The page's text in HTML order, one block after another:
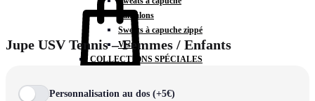
Pantalons
Sweats à capuche zippé
Vestes
COLLECTIONS SPÉCIALES
Jupe USV Tennis – Femmes / Enfants
Personnalisation au dos (+5€)